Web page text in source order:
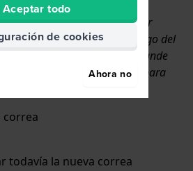
de mis expectativas, por
que había introducido el código del
tenía un accesorio más grande
tuve que enviarla de vuelta para
correa
todavía la nueva correa
Aceptar todo
de cookies
Ahora no